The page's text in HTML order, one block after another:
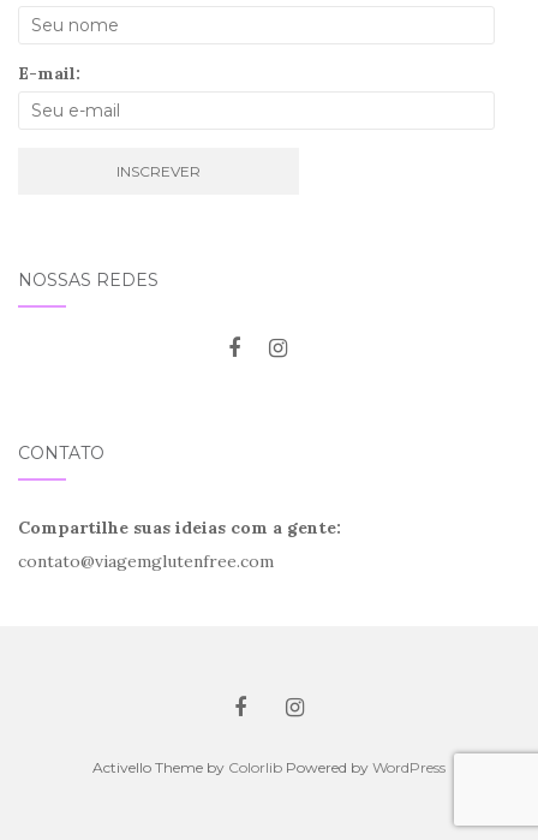
E-mail:
NOSSAS REDES
CONTATO
Compartilhe suas ideias com a gente:
contato@viagemglutenfree.com
Activello Theme by Colorlib Powered by WordPress